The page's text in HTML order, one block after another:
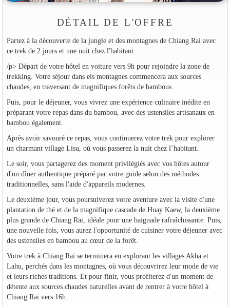
DÉTAIL DE L'OFFRE
Partez à la découverte de la jungle et des montagnes de Chiang Rai avec
ce trek de 2 jours et une nuit chez l'habitant.
/p> Départ de votre hôtel en voiture vers 9h pour rejoindre la zone de
trekking. Votre séjour dans els montagnes commencera aux sources
chaudes, en traversant de magnifiques forêts de bambous.
Puis, pour le déjeuner, vous vivrez une expérience culinaire inédite en
préparant votre repas dans du bambou, avec des ustensiles artisanaux en
bambou également.
Après avoir savouré ce repas, vous continuerez votre trek pour explorer
un charmant village Lisu, où vous passerez la nuit chez l’habitant.
Le soir, vous partagerez des moment privilégiés avec vos hôtes autour
d'un dîner authentique préparé par votre guide selon des méthodes
traditionnelles, sans l'aide d'appareils modernes.
Le deuxième jour, vous poursuiverez votre aventure avec la visite d'une
plantation de thé et de la magnifique cascade de Huay Kaew, la deuxième
plus grande de Chiang Rai, idéale pour une baignade rafraîchissante. Puis,
une nouvelle fois, vous aurez l'opportunité de cuisiner votre déjeuner avec
des ustensiles en bambou au cœur de la forêt.
Votre trek à Chiang Raï se terminera en explorant les villages Akha et
Lahu, perchés dans les montagnes, où vous découvrirez leur mode de vie
et leurs riches traditions. Et pour finir, vous profiterez d'un moment de
détente aux sources chaudes naturelles avant de rentrer à votre hôtel à
Chiang Rai vers 16h.